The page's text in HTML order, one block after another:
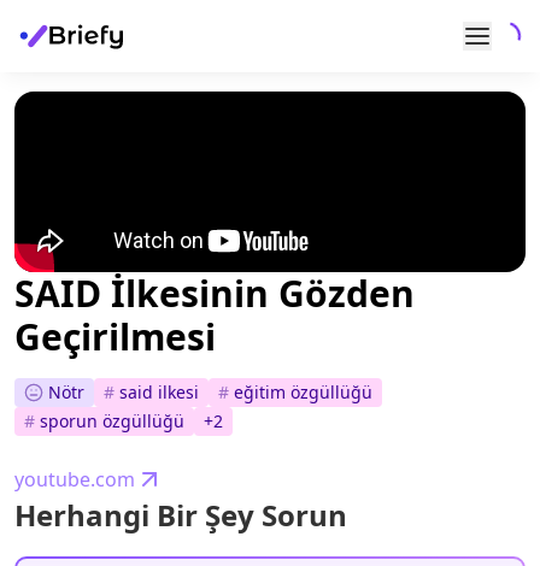
SAID İlkesinin Gözden
Geçirilmesi
Nötr # said ilkesi # eğitim özgüllüğü
# sporun özgüllüğü +2
youtube.com
Herhangi Bir Şey Sorun